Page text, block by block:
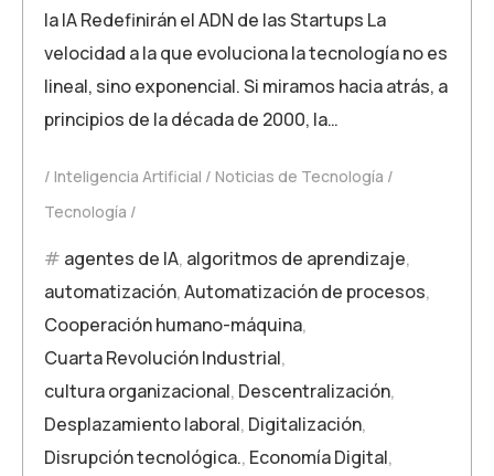
la IA Redefinirán el ADN de las Startups La
velocidad a la que evoluciona la tecnología no es
lineal, sino exponencial. Si miramos hacia atrás, a
principios de la década de 2000, la…
Inteligencia Artificial
Noticias de Tecnología
Tecnología
agentes de IA, algoritmos de aprendizaje,
automatización,Automatización de procesos,
Cooperación humano-máquina,
Cuarta Revolución Industrial,
cultura organizacional, Descentralización,
Desplazamiento laboral, Digitalización,
Disrupción tecnológica., Economía Digital,